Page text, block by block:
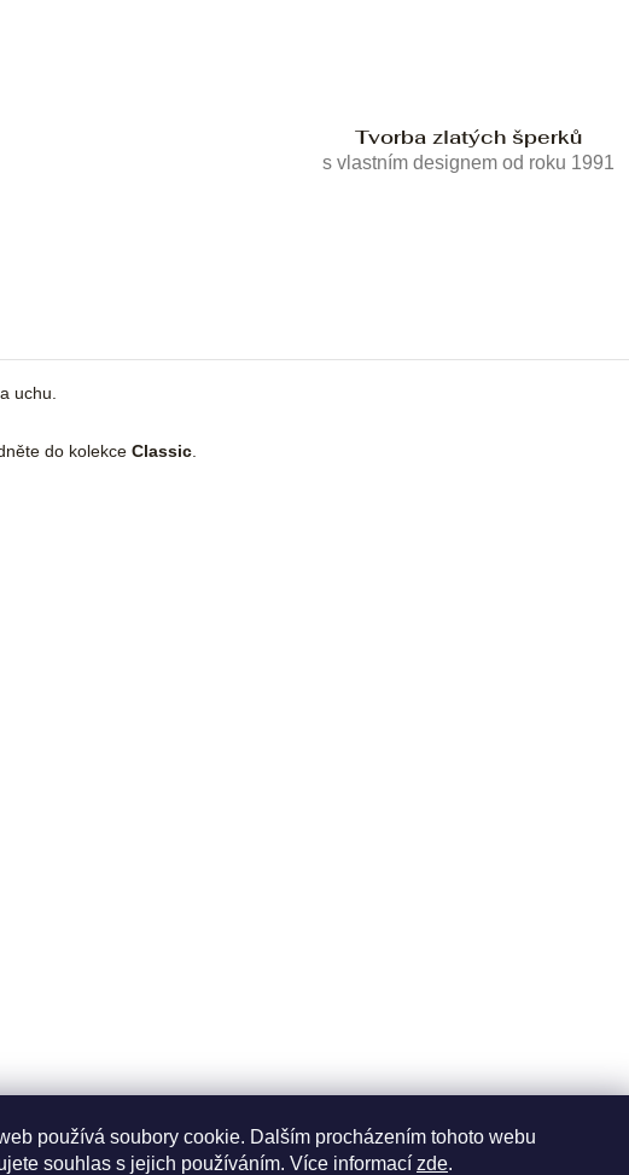
používá soubory cookie. Dalším procházením tohoto webu
souhlas s jejich používáním. Více informací zde.
Tvorba zlatých šperků
s vlastním designem od roku 1991
uchu.
do kolekce Classic